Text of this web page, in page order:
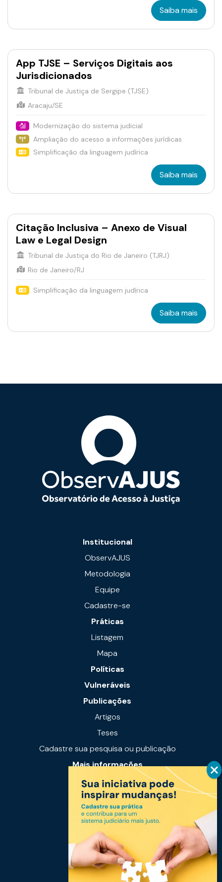
Saiba mais
App TJSE – Serviços Digitais aos
Jurisdicionados
Tribunal de Justiça de Sergipe (TJSE)
Aracaju/SE
Modernização do sistema judicial
Ampliação do acesso a informações jurídicas
Simplificação da linguagem judírica
Saiba mais
Citação Inclusiva – Anexo de Visual
Law e Legal Design
Tribunal de Justiça do Rio de Janeiro (TJRJ)
Rio de Janeiro/RJ
Simplificação da linguagem judírica
Saiba mais
Institucional
ObservAJUS
Metodologia
Equipe
Cadastre-se
Práticas
Listagem
Mapa
Políticas
Vulneráveis
Publicações
Artigos
Teses
Cadastre sua pesquisa ou publicação
Mais informações
Notícias
Links úteis
Fale conosco